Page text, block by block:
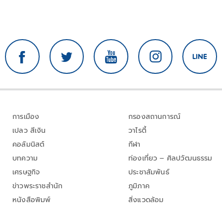
การเมือง
เปลว สีเงิน
คอลัมนิสต์
บทความ
เศรษฐกิจ
ข่าวพระราชสำนัก
หนังสือพิมพ์
กรองสถานการณ์
วาไรตี้
กีฬา
ท่องเที่ยว – ศิลปวัฒนธรรม
ประชาสัมพันธ์
ภูมิภาค
สิ่งแวดล้อม